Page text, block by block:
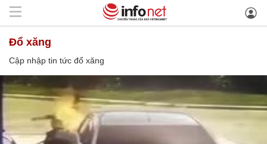
đổ xăng
Cập nhập tin tức đổ xăng